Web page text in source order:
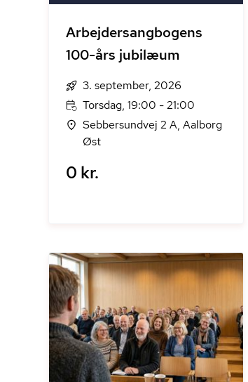
Arbejdersangbogens
100-års jubilæum
3. september, 2026
Torsdag, 19:00 - 21:00
Sebbersundvej 2 A, Aalborg
Øst
0 kr.